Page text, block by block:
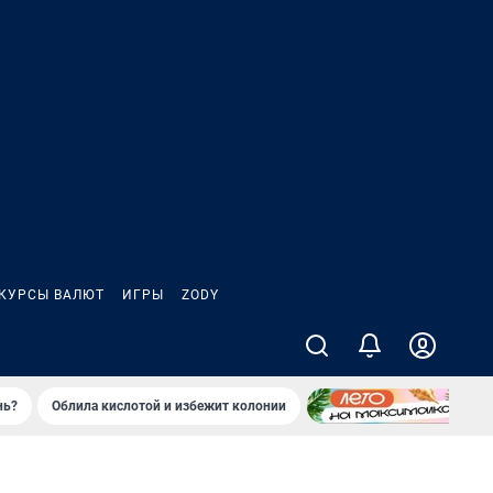
ВАЛЮТ ИГРЫ ZODY
Облила кислотой и избежит колонии